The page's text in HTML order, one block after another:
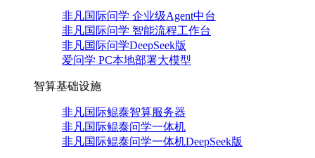
非凡国际问学 企业级Agent中台
非凡国际问学 智能流程工作台
非凡国际问学DeepSeek版
爱问学 PC本地部署大模型
智算基础设施
非凡国际鲲泰智算服务器
非凡国际鲲泰问学一体机
非凡国际鲲泰问学一体机DeepSeek版